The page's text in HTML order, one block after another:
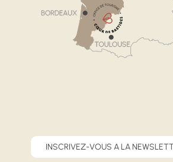
INSCRIVEZ-VOUS A LA